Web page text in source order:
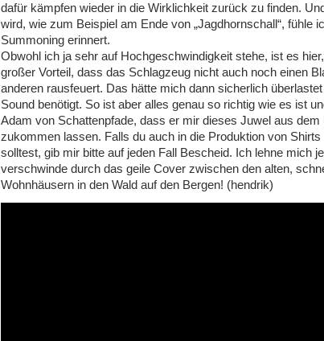
dafür kämpfen wieder in die Wirklichkeit zurück zu finden.
wird, wie zum Beispiel am Ende von „Jagdhornschall“, fühle
Summoning erinnert.
Obwohl ich ja sehr auf Hochgeschwindigkeit stehe, ist es
großer Vorteil, dass das Schlagzeug nicht auch noch einen
anderen rausfeuert. Das hätte mich dann sicherlich
Sound benötigt. So ist aber alles genau so richtig wie es ist
Adam von Schattenpfade, dass er mir dieses Juwel aus dem
zukommen lassen. Falls du auch in die Produktion von
solltest, gib mir bitte auf jeden Fall Bescheid. Ich lehne mich
verschwinde durch das geile Cover zwischen den alten,
Wohnhäusern in den Wald auf den Bergen! (hendrik)